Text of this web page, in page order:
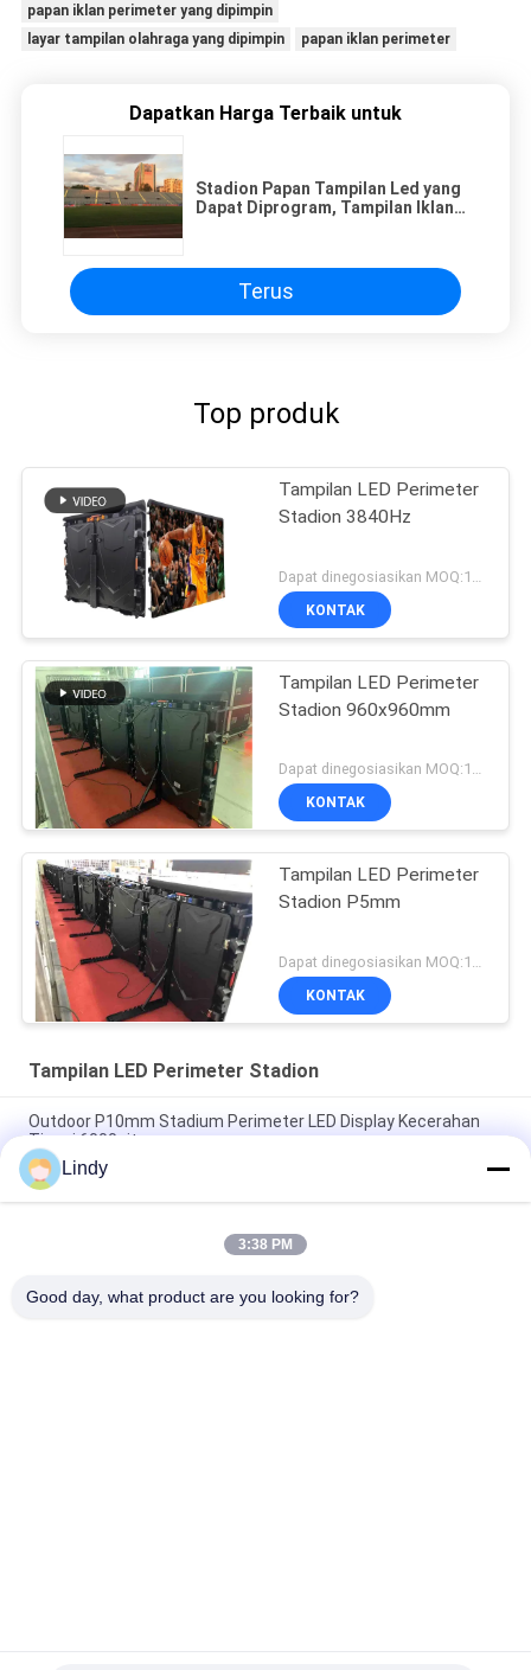
papan iklan perimeter yang dipimpin
layar tampilan olahraga yang dipimpin
papan iklan perimeter
Dapatkan Harga Terbaik untuk
Stadion Papan Tampilan Led yang
Dapat Diprogram, Tampilan Iklan
Terus
Top produk
Tampilan LED Perimeter
Stadion 3840Hz
KONTAK
Tampilan LED Perimeter
Stadion 960x960mm
Dapat dinegosiasikan MOQ:10 meter persegi
KONTAK
Tampilan LED Perimeter
Stadion P5mm
Dapat dinegosiasikan MOQ:10 meter persegi
KONTAK
Tampilan LED Perimeter Stadion
Outdoor P10mm Stadium Perimeter LED Display Kecerahan
Tinggi 6000nits
SMD3528 P10 Tampilan LED Luar Ruangan 6000nits Layar LED
Kecerahan Tinggi
Football P10mm Stadium Perimeter LED Display 6000nits
Lindy
3:38 PM
Good day, what product are you looking for?